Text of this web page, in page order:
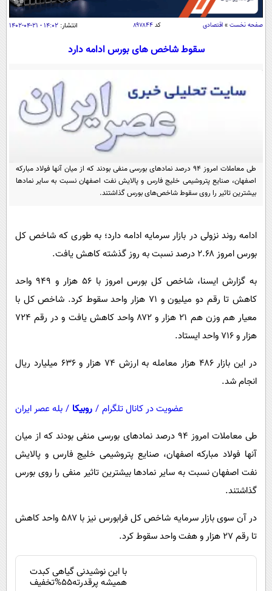
اقتصاد
اقتصادی
جامعه
حوادث
یک برش دانایی
سفر و تفریح
بین الملل
علم و دانش
علمی
اخبار کریپتو
گوناگون
مجله تصویری سلاح
فیلم
ورزش
سیاست
فناوری
گوناگون
محیط زیست
فرهنگی
بین الملل
اجتماعی
حیات وحش
خواندنی ها و دیدنی ها
داستان کوتاه
روانشناسی
آشپزی
آموزش زبان
صفحه نخست » اقتصادی کد۸۹۷۸۴۴ انتشار: ۱۴:۰۲ - ۲۱-۰۴-۱۴۰۲
سقوط شاخص‌ های بورس ادامه دارد
طی معاملات امروز ۹۴ درصد نمادهای بورسی منفی بودند که از میان آنها فولاد مبارکه
اصفهان، صنایع پتروشیمی خلیج فارس و پالایش نفت اصفهان نسبت به سایر نمادها
بیشترین تاثیر را روی سقوط شاخص‌های بورس گذاشتند.
ادامه روند نزولی در بازار سرمایه ادامه دارد؛ به طوری که شاخص کل
بورس امروز ۲.۶۸ درصد نسبت به روز گذشته کاهش یافت.
به گزارش ایسنا، شاخص کل بورس امروز با ۵۶ هزار و ۹۴۹ واحد
کاهش تا رقم دو میلیون و ۷۱ هزار واحد سقوط کرد. شاخص کل با
معیار هم وزن هم ۲۱ هزار و ۸۷۲ واحد کاهش یافت و در رقم ۷۲۴
هزار و ۷۱۶ واحد ایستاد.
در این بازار ۴۸۶ هزار معامله به ارزش ۷۴ هزار و ۶۳۶ میلیارد ریال
انجام شد.
عضویت در کانال تلگرام / روبیکا / بله عصر ایران
طی معاملات امروز ۹۴ درصد نمادهای بورسی منفی بودند که از میان
آنها فولاد مبارکه اصفهان، صنایع پتروشیمی خلیج فارس و پالایش
نفت اصفهان نسبت به سایر نمادها بیشترین تاثیر منفی را روی بورس
گذاشتند.
در آن سوی بازار سرمایه شاخص کل فرابورس نیز با ۵۸۷ واحد کاهش
تا رقم ۲۷ هزار و هفت واحد سقوط کرد.
با این نوشیدنی گیاهی کبدت
همیشه پرقدرته55%تخفیف